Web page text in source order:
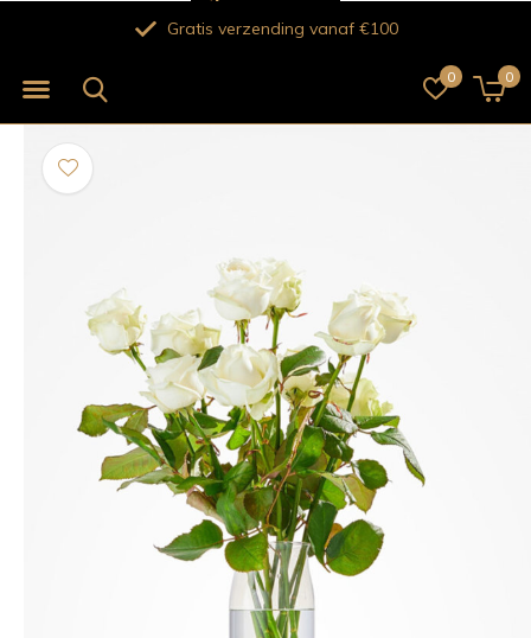
0 0
Verse bloemen voor 12.00 uur besteld vandaag